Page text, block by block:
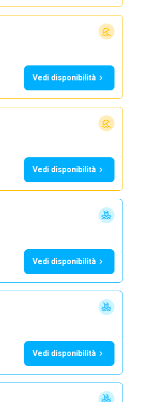
Vedi disponibilità
Vedi disponibilità
Vedi disponibilità
Vedi disponibilità